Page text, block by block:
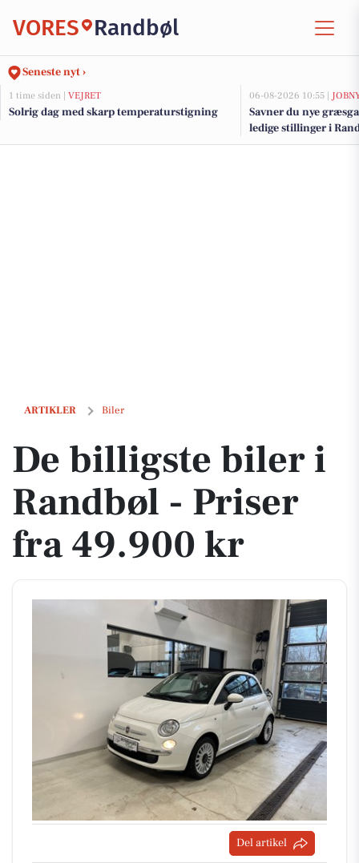
VORES Randbøl
Seneste nyt ›
1 time siden | VEJRET
Solrig dag med skarp temperaturstigning
06-08-2026 10:55 |
Savner du nye
ledige stillinger i
ARTIKLER Biler
De billigste biler i Randbøl - Priser fra 49.900 kr
De billigste biler i
Randbøl - Priser
fra 49.900 kr
Del artikel